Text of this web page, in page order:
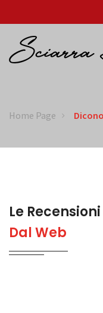
Home Page
Le
Dal Web